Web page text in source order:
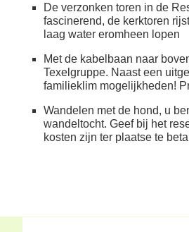
De verzonken toren in de
fascinerend, de kerktoren
laag water eromheen lopen
Met de kabelbaan naar
Texelgruppe. Naast een
familieklim mogelijkheden!
Wandelen met de hond, u
wandeltocht. Geef bij het
kosten zijn ter plaatse te